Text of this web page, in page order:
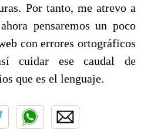
Por tanto, me atrevo a
pensaremos un poco
con errores ortográficos
cuidar ese caudal de
que es el lenguaje.